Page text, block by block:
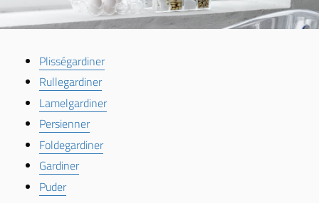
Plisségardiner
Rullegardiner
Lamelgardiner
Persienner
Foldegardiner
Gardiner
Puder